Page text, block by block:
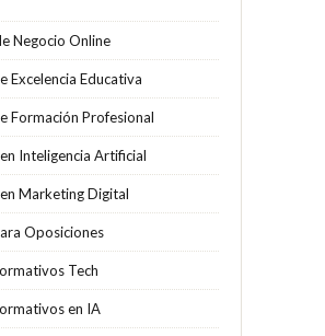
Negocio Online
Excelencia Educativa
Formación Profesional
Inteligencia Artificial
Marketing Digital
Oposiciones
Tech
en IA